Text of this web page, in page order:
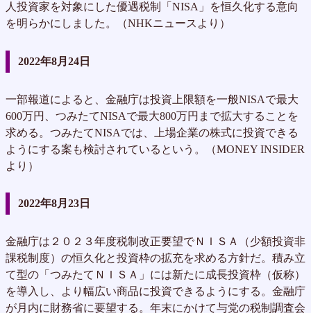
人投資家を対象にした優遇税制「NISA」を恒久化する意向
を明らかにしました。（NHKニュースより）
2022年8月24日
一部報道によると、金融庁は投資上限額を一般NISAで最大
600万円、つみたてNISAで最大800万円まで拡大することを
求める。つみたてNISAでは、上場企業の株式に投資できる
ようにする案も検討されているという。（MONEY INSIDER
より）
2022年8月23日
金融庁は２０２３年度税制改正要望でＮＩＳＡ（少額投資非
課税制度）の恒久化と投資枠の拡充を求める方針だ。積み立
て型の「つみたてＮＩＳＡ」には新たに成長投資枠（仮称）
を導入し、より幅広い商品に投資できるようにする。金融庁
が月内に財務省に要望する。年末にかけて与党の税制調査会